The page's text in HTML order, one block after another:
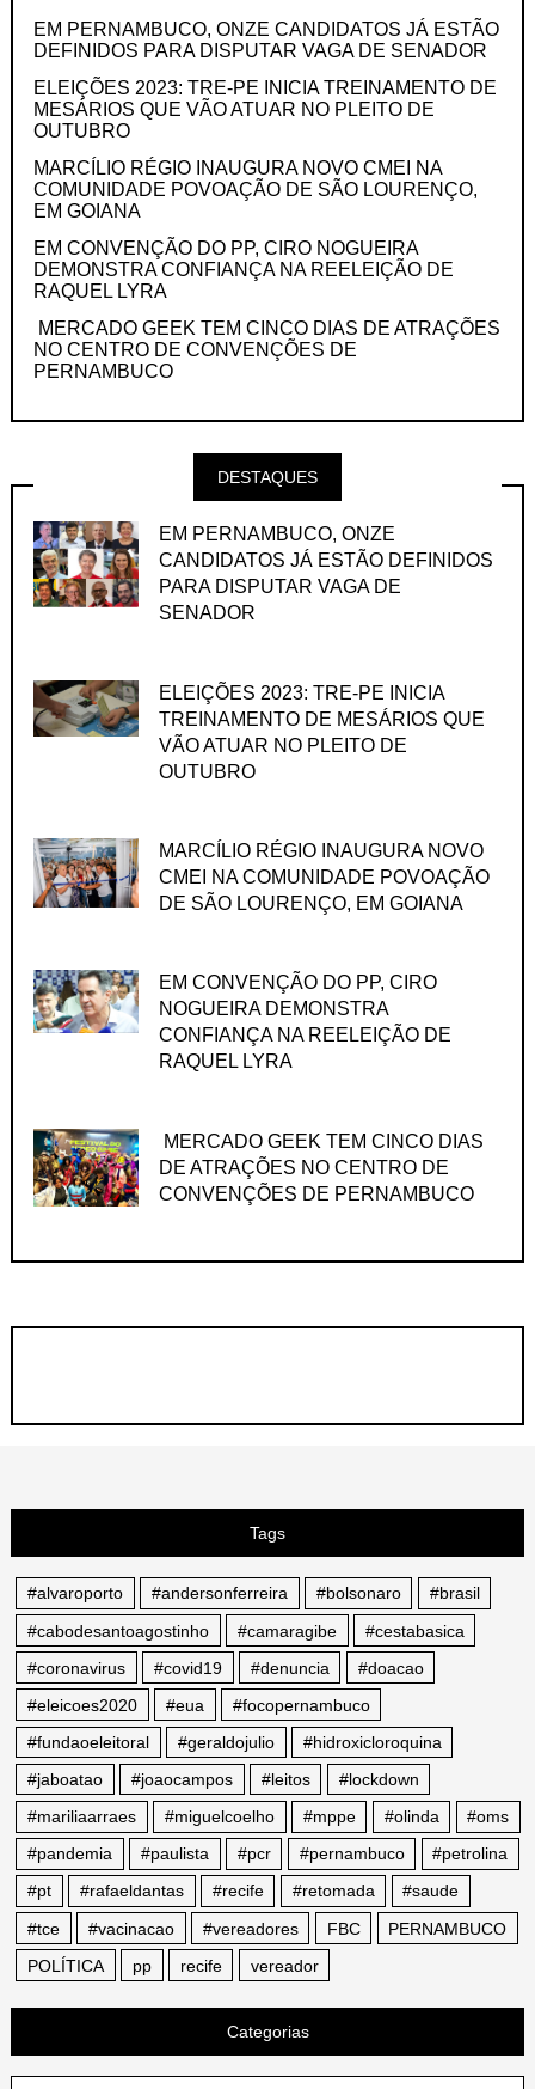
EM PERNAMBUCO, ONZE CANDIDATOS JÁ ESTÃO
DEFINIDOS PARA DISPUTAR VAGA DE SENADOR
ELEIÇÕES 2023: TRE-PE INICIA TREINAMENTO DE
MESÁRIOS QUE VÃO ATUAR NO PLEITO DE
OUTUBRO
MARCÍLIO RÉGIO INAUGURA NOVO CMEI NA
COMUNIDADE POVOAÇÃO DE SÃO LOURENÇO,
EM GOIANA
EM CONVENÇÃO DO PP, CIRO NOGUEIRA
DEMONSTRA CONFIANÇA NA REELEIÇÃO DE
RAQUEL LYRA
MERCADO GEEK TEM CINCO DIAS DE ATRAÇÕES
NO CENTRO DE CONVENÇÕES DE
PERNAMBUCO
DESTAQUES
EM PERNAMBUCO, ONZE
CANDIDATOS JÁ ESTÃO DEFINIDOS
PARA DISPUTAR VAGA DE
SENADOR
ELEIÇÕES 2023: TRE-PE INICIA
TREINAMENTO DE MESÁRIOS QUE
VÃO ATUAR NO PLEITO DE
OUTUBRO
MARCÍLIO RÉGIO INAUGURA NOVO
CMEI NA COMUNIDADE POVOAÇÃO
DE SÃO LOURENÇO, EM GOIANA
EM CONVENÇÃO DO PP, CIRO
NOGUEIRA DEMONSTRA
CONFIANÇA NA REELEIÇÃO DE
RAQUEL LYRA
MERCADO GEEK TEM CINCO DIAS
DE ATRAÇÕES NO CENTRO DE
CONVENÇÕES DE PERNAMBUCO
Tags
#alvaroporto #andersonferreira #bolsonaro
#brasil
#cabodesantoagostinho
#camaragibe
#cestabasica
#coronavirus
#covid19 #denuncia
#doacao
#eleicoes2020
#eua
#focopernambuco
#fundaoeleitoral
#geraldojulio
#hidroxicloroquina
#jaboatao
#joaocampos #leitos
#lockdown
#mariliaarraes
#miguelcoelho #mppe #olinda
#oms
#pandemia
#paulista #pcr #pernambuco
#petrolina
#pt
#rafaeldantas #recife #retomada
#saude
#tce
#vacinacao #vereadores FBC
PERNAMBUCO
POLÍTICA
pp recife vereador
Categorias